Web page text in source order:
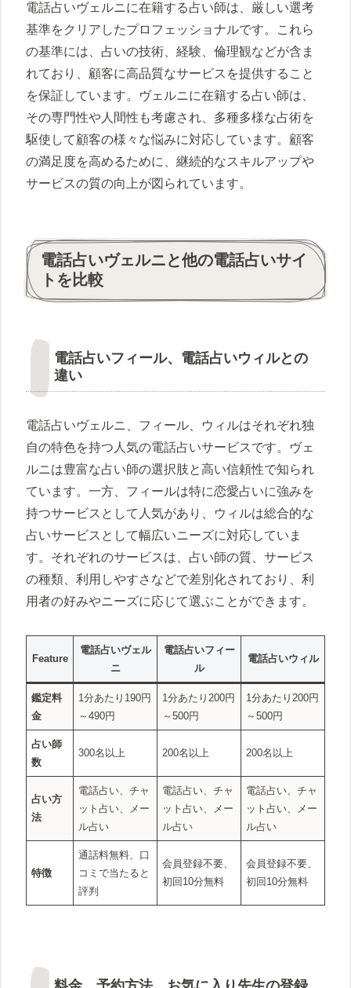
電話占いヴェルニに在籍する占い師は、厳しい選考
基準をクリアしたプロフェッショナルです。これら
の基準には、占いの技術、経験、倫理観などが含ま
れており、顧客に高品質なサービスを提供すること
を保証しています。ヴェルニに在籍する占い師は、
その専門性や人間性も考慮され、多種多様な占術を
駆使して顧客の様々な悩みに対応しています。顧客
の満足度を高めるために、継続的なスキルアップや
サービスの質の向上が図られています。
電話占いヴェルニと他の電話占いサイ
トを比較
電話占いフィール、電話占いウィルとの
違い
電話占いヴェルニ、フィール、ウィルはそれぞれ独
自の特色を持つ人気の電話占いサービスです。ヴェ
ルニは豊富な占い師の選択肢と高い信頼性で知られ
ています。一方、フィールは特に恋愛占いに強みを
持つサービスとして人気があり、ウィルは総合的な
占いサービスとして幅広いニーズに対応していま
す。それぞれのサービスは、占い師の質、サービス
の種類、利用しやすさなどで差別化されており、利
用者の好みやニーズに応じて選ぶことができます。
Feature
電話占いヴェル
ニ
電話占いフィー
ル
電話占いウィル
鑑定料
金
1分あたり190円
～490円
1分あたり200円
～500円
1分あたり200円
～500円
占い師
数
300名以上 200名以上 200名以上
占い方
法
電話占い、チャ
ット占い、メー
ル占い
電話占い、チャ
ット占い、メー
ル占い
電話占い、チャ
ット占い、メー
ル占い
特徴
通話料無料、口
コミで当たると
評判
会員登録不要、
初回10分無料
会員登録不要、
初回10分無料